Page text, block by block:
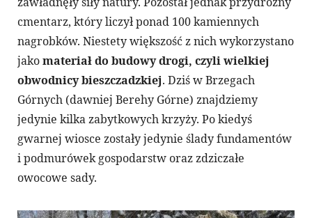
cmentarz, który liczył ponad 100 kamiennych
nagrobków. Niestety większość z nich wykorzystano
jakomateriał do budowy drogi, czyli wielkiej
obwodnicy bieszczadzkiej. Dziś w Brzegach
Górnych (dawniej Berehy Górne) znajdziemy
jedynie kilka zabytkowych krzyży. Po kiedyś
gwarnej wiosce zostały jedynie ślady fundamentów
i podmurówek gospodarstw oraz zdziczałe
owocowe sady.